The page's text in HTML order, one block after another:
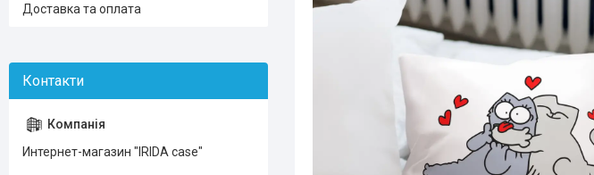
Доставка та оплата
Интернет-магазин "IRIDA case"